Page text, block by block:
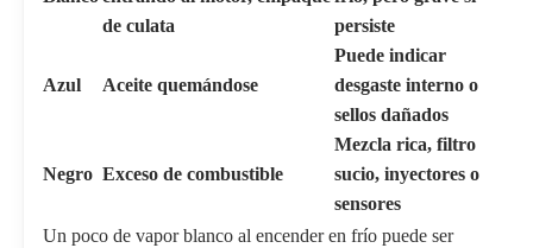
de culata
persiste
Azul Aceite quemándose
Puede indicar
desgaste interno o
sellos dañados
Negro Exceso de combustible
Mezcla rica, filtro
sucio, inyectores o
sensores
Un poco de vapor blanco al encender en frío puede ser